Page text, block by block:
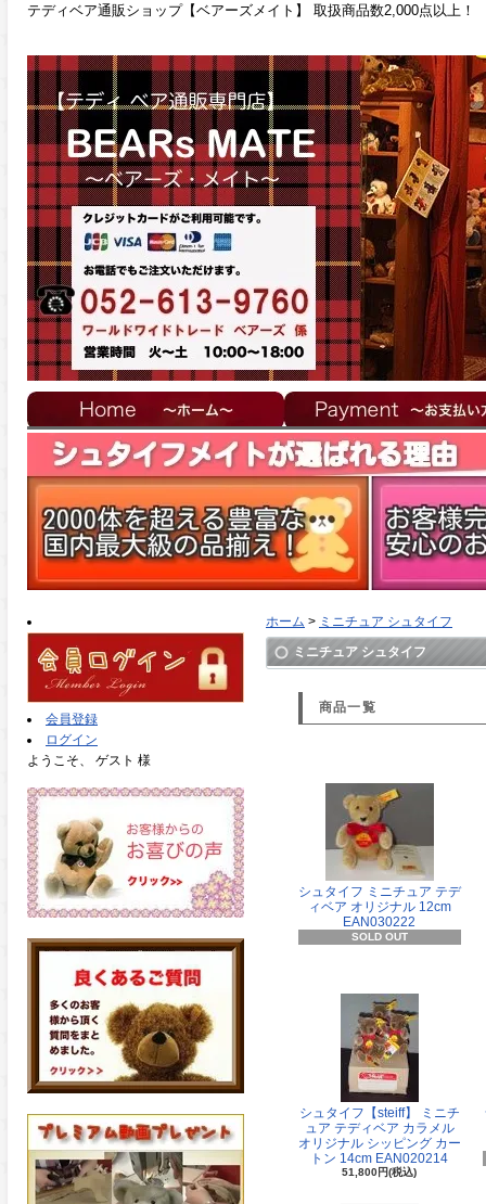
テディベア通販ショップ【ベアーズメイト】 取扱商品数2,000点以上！
会員登録
ログイン
ようこそ、 ゲスト 様
ホーム > ミニチュア シュタイフ
ミニチュア シュタイフ
商品一覧
シュタイフ ミニチュア テデ
ィベア オリジナル 12cm
EAN030222
SOLD OUT
シュタイフ【steiff】 ミニチ
ュア テディベア カラメル
オリジナル シッピング カー
トン 14cm EAN020214
51,800円(税込)